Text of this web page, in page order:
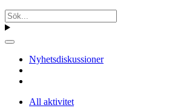
Nyhetsdiskussioner
All aktivitet